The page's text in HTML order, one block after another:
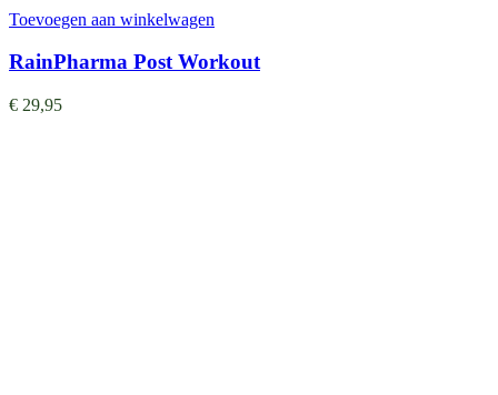
Toevoegen aan winkelwagen
RainPharma Post Workout
€ 29,95